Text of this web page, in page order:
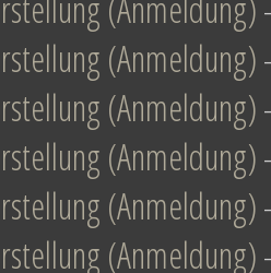
(Anmeldung)
(Anmeldung)
(Anmeldung)
(Anmeldung)
(Anmeldung)